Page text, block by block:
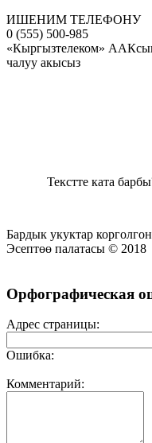
ИШЕНИМ ТЕЛЕФОНУ
0 (555) 500-985
«Кыргызтелеком»
чалуу акысыз
Текстте ката
Бардык укуктар
Эсептөө палатасы © 2018
Орфографическая
Адрес страницы:
Ошибка:
Комментарий: